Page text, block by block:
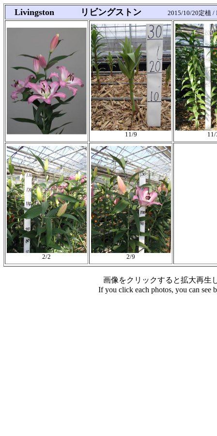
Livingston リビングストン 2015/10/20定植 /
11/9
2/2 2/9
画像をクリックすると拡大再生
If you click each photos, you can see